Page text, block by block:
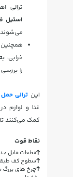
ترالی
استیل
خرابی،
را
این ترالی‌ حمل
غذا و لوازم
کمک می‌کنند
نقاط قوت
قطعات قابل
سطوح کف
چرخ های بزرگ